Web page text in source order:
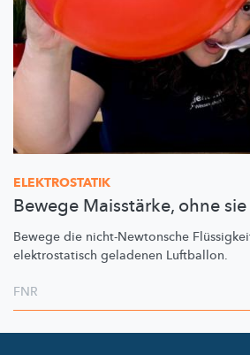
ELEKTROSTATIK
Bewege Maisstärke, ohne
Bewege die nicht-Newtonsche
elektrostatisch geladenen Luftballon.
FNR